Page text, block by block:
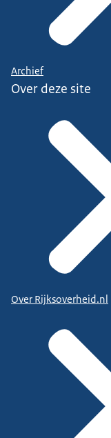
Archief
Over deze site
Over Rijksoverheid.nl